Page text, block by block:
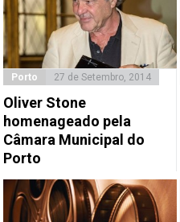
Porto 27 de Setembro, 2014
Oliver Stone
homenageado pela
Câmara Municipal do
Porto